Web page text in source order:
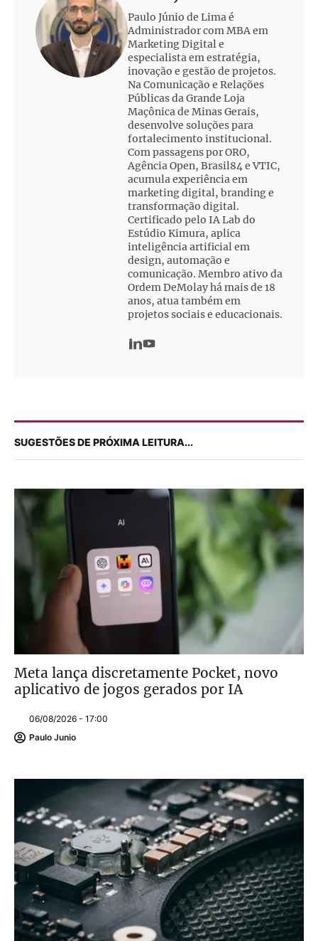
Paulo Júnio de Lima é
Administrador com MBA em
Marketing Digital e
especialista em estratégia,
inovação e gestão de projetos.
Na Comunicação e Relações
Públicas da Grande Loja
Maçônica de Minas Gerais,
desenvolve soluções para
fortalecimento institucional.
Com passagens por ORO,
Agência Open, Brasil84 e VTIC,
acumula experiência em
marketing digital, branding e
transformação digital.
Certificado pelo IA Lab do
Estúdio Kimura, aplica
inteligência artificial em
design, automação e
comunicação. Membro ativo da
Ordem DeMolay há mais de 18
anos, atua também em
projetos sociais e educacionais.
SUGESTÕES DE PRÓXIMA LEITURA...
Meta lança discretamente Pocket, novo
aplicativo de jogos gerados por IA
06/08/2026 - 17:00
Paulo Junio